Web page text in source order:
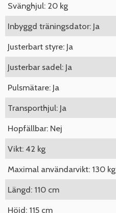
Svänghjul: 20 kg
Inbyggd träningsdator: Ja
Justerbart styre: Ja
Justerbar sadel: Ja
Pulsmätare: Ja
Transporthjul: Ja
Hopfällbar: Nej
Vikt: 42 kg
Maximal användarvikt: 130 kg
Längd: 110 cm
Höjd: 115 cm